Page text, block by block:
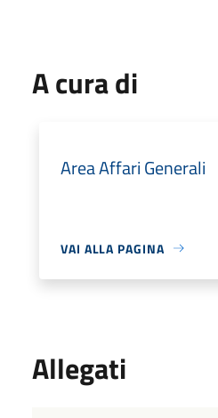
A cura di
Area Affari Generali
VAI ALLA PAGINA
Allegati